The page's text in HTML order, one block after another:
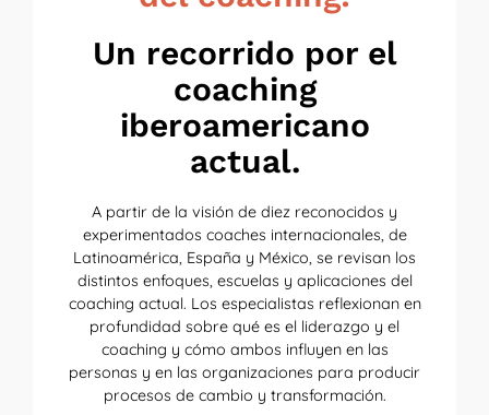
Un recorrido por el
coaching
iberoamericano
actual.
A partir de la visión de diez reconocidos y
experimentados coaches internacionales, de
Latinoamérica, España y México, se revisan los
distintos enfoques, escuelas y aplicaciones del
coaching actual. Los especialistas reflexionan en
profundidad sobre qué es el liderazgo y el
coaching y cómo ambos influyen en las
personas y en las organizaciones para producir
procesos de cambio y transformación.